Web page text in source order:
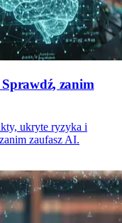
zanim
ukryte ryzyka i
zaufasz AI.